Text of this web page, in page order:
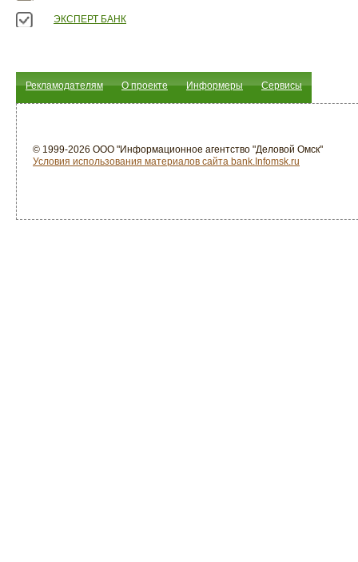
ЭКСПЕРТ БАНК
Рекламодателям О проекте Информеры Сервисы
© 1999-2026 ООО "Информационное агентство "Деловой Омск"
Условия использования материалов сайта bank.Infomsk.ru